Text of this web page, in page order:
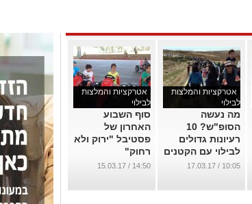
אטרקציות והמלצות
לבילוי
מה נעשה
הסופ"ש? 10
רעיונות גדולים
לבילוי עם הקטנים
...
10:05 / 17.03.17
אטרקציות והמלצות
לבילוי
סוף השבוע
האחרון של
פסטיבל "ירוק ולא
רחוק"
...
14:50 / 15.03.17